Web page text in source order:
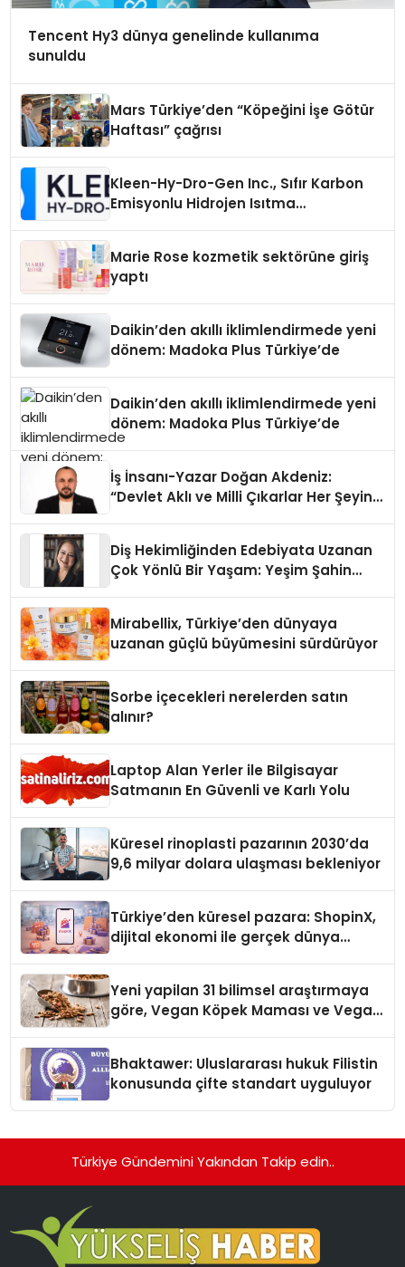
Tencent Hy3 dünya genelinde kullanıma
sunuldu
Mars Türkiye’den “Köpeğini İşe Götür
Haftası” çağrısı
Kleen-Hy-Dro-Gen Inc., Sıfır Karbon
Emisyonlu Hidrojen Isıtma
Marie Rose kozmetik sektörüne giriş
yaptı
Daikin’den akıllı iklimlendirmede yeni
dönem: Madoka Plus Türkiye’de
Daikin’den akıllı iklimlendirmede yeni
dönem: Madoka Plus Türkiye’de
İş İnsanı-Yazar Doğan Akdeniz:
“Devlet Aklı ve Milli Çıkarlar Her Şeyin
Diş Hekimliğinden Edebiyata Uzanan
Çok Yönlü Bir Yaşam: Yeşim Şahin
Mirabellix, Türkiye’den dünyaya
uzanan güçlü büyümesini sürdürüyor
Sorbe içecekleri nerelerden satın
alınır?
Laptop Alan Yerler ile Bilgisayar
Satmanın En Güvenli ve Karlı Yolu
Küresel rinoplasti pazarının 2030’da
9,6 milyar dolara ulaşması bekleniyor
Türkiye’den küresel pazara: ShopinX,
dijital ekonomi ile gerçek dünya
Yeni yapilan 31 bilimsel araştırmaya
göre, Vegan Köpek Maması ve Vegan
Bhaktawer: Uluslararası hukuk Filistin
konusunda çifte standart uyguluyor
Türkiye Gündemini Yakından Takip edin..